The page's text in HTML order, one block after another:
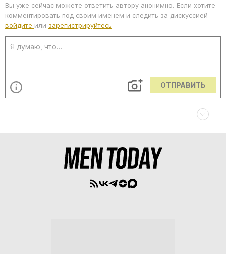
Вы уже сейчас можете ответить автору анонимно. Если хотите
комментировать под своим именем и следить за дискуссией —
войдите или зарегистрируйтесь
ОТПРАВИТЬ